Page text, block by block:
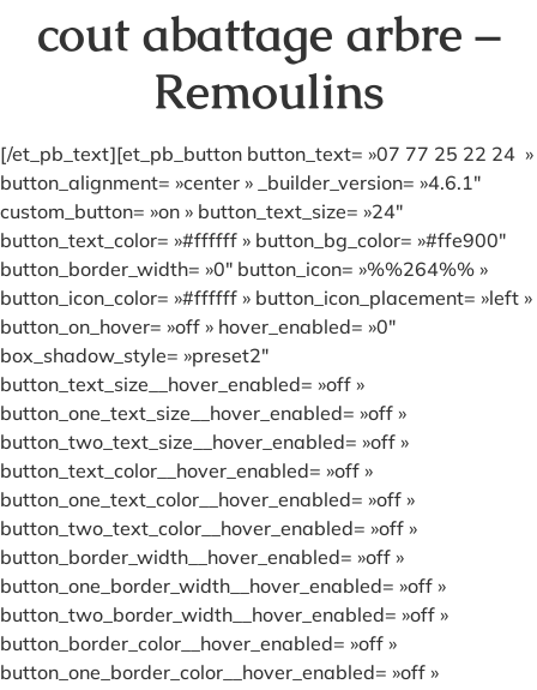
cout abattage arbre –
Remoulins
[/et_pb_text][et_pb_button button_text= »07 77 25 22 24 »
button_alignment= »center » _builder_version= »4.6.1″
custom_button= »on » button_text_size= »24″
button_text_color= »#ffffff » button_bg_color= »#ffe900″
button_border_width= »0″ button_icon= »%%264%% »
button_icon_color= »#ffffff » button_icon_placement= »left »
button_on_hover= »off » hover_enabled= »0″
box_shadow_style= »preset2″
button_text_size__hover_enabled= »off »
button_one_text_size__hover_enabled= »off »
button_two_text_size__hover_enabled= »off »
button_text_color__hover_enabled= »off »
button_one_text_color__hover_enabled= »off »
button_two_text_color__hover_enabled= »off »
button_border_width__hover_enabled= »off »
button_one_border_width__hover_enabled= »off »
button_two_border_width__hover_enabled= »off »
button_border_color__hover_enabled= »off »
button_one_border_color__hover_enabled= »off »